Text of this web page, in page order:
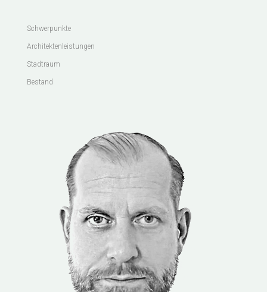
Schwerpunkte
Architektenleistungen
Stadtraum
Bestand